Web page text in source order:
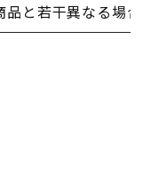
と若干異なる場合